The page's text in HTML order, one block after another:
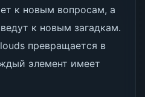
к новым вопросам, а
к новым загадкам.
превращается в
элемент имеет